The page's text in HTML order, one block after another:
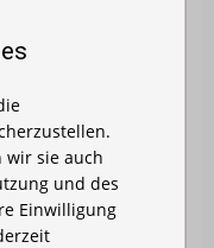
sie auch
und des
Einwilligung